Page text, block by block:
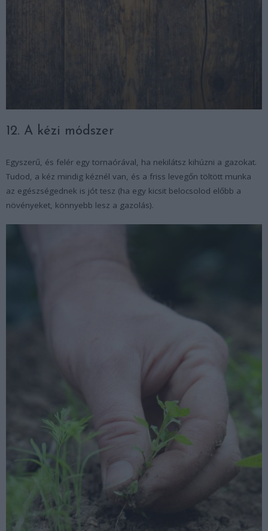
12. A kézi módszer
Egyszerű, és felér egy tornaórával, ha nekilátsz kihúzni a gazokat.
Tudod, a kéz mindig kéznél van, és a friss levegőn töltött munka
az egészségednek is jót tesz (ha egy kicsit belocsolod előbb a
növényeket, könnyebb lesz a gazolás).